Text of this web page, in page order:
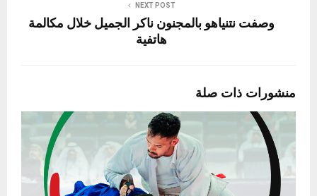
NEXT POST
وصفت نتنياهو بالمجنون ناكر الجميل خلال مكالمة
هاتفية
منشورات ذات صلة